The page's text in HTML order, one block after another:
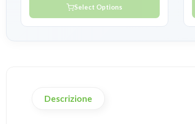
Select Options
Descrizione